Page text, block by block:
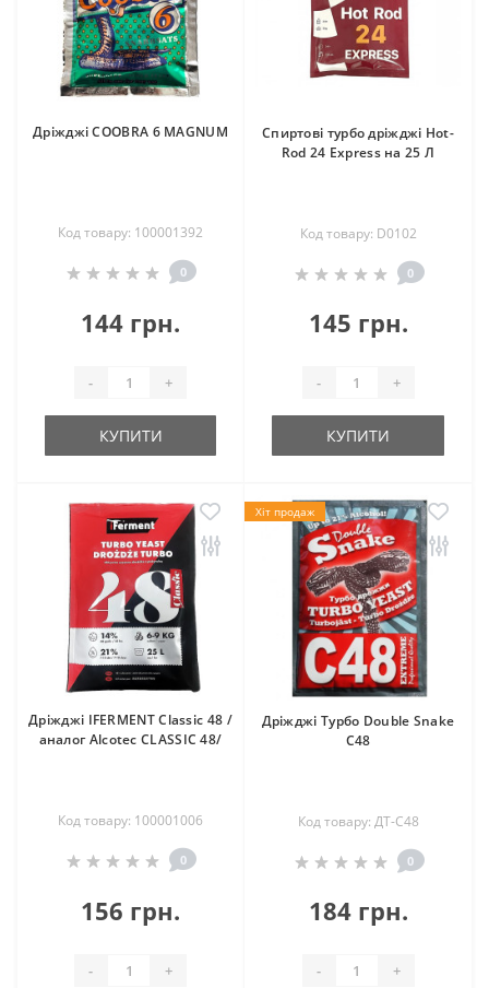
Дріжджі COOBRA 6 MAGNUM
Код товару: 100001392
0
144 грн.
- +
КУПИТИ
Спиртові турбо дріжджі Hot-
Rod 24 Express на 25 Л
Код товару: D0102
0
145 грн.
- +
КУПИТИ
Дріжджі IFERMENT Classic 48 /
аналог Alcotec CLASSIC 48/
Код товару: 100001006
0
156 грн.
- +
Хіт продаж
Дріжджі Турбо Double Snake
C48
Код товару: ДТ-С48
0
184 грн.
- +